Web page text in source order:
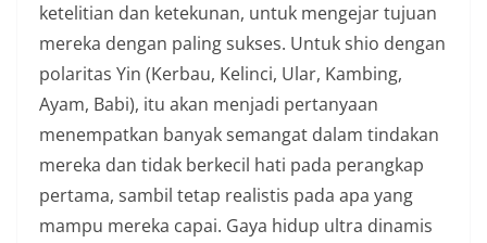
ketelitian dan ketekunan, untuk mengejar tujuan
mereka dengan paling sukses. Untuk shio dengan
polaritas Yin (Kerbau, Kelinci, Ular, Kambing,
Ayam, Babi), itu akan menjadi pertanyaan
menempatkan banyak semangat dalam tindakan
mereka dan tidak berkecil hati pada perangkap
pertama, sambil tetap realistis pada apa yang
mampu mereka capai. Gaya hidup ultra dinamis